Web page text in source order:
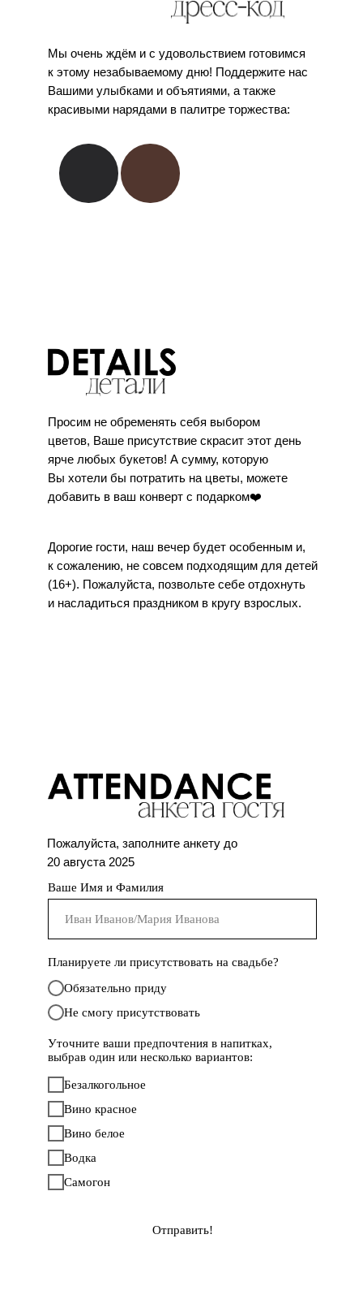
Мы очень ждём и с удовольствием готовимся
к этому незабываемому дню! Поддержите нас
Вашими улыбками и объятиями, а также
красивыми нарядами в палитре торжества:
Пожалуйста, заполните анкету до
20 августа 2025
Просим не обременять себя выбором
цветов, Ваше присутствие скрасит этот день
ярче любых букетов! А сумму, которую
Вы хотели бы потратить на цветы, можете
добавить в ваш конверт с подарком❤️
Дорогие гости, наш вечер будет особенным и,
к сожалению, не совсем подходящим для детей
(16+). Пожалуйста, позвольте себе отдохнуть
и насладиться праздником в кругу взрослых.
Ваше Имя и Фамилия
Планируете ли присутствовать на свадьбе?
Обязательно приду
Не смогу присутствовать
Уточните ваши предпочтения в напитках,
выбрав один или несколько вариантов:
Безалкогольное
Вино красное
Вино белое
Водка
Самогон
Отправить!